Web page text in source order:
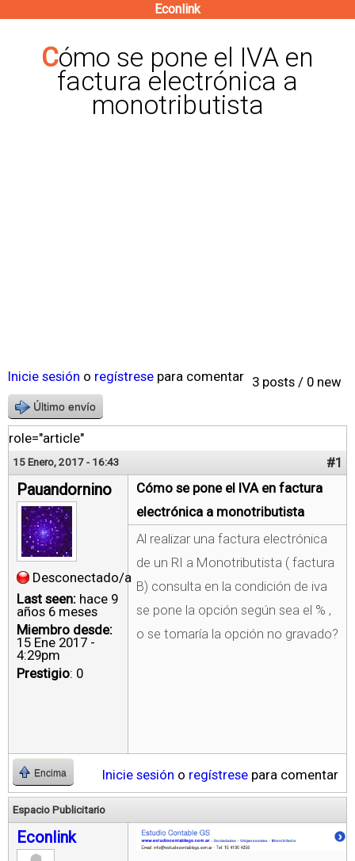
contenido
principal
Econlink
Cómo se pone el IVA en
factura electrónica a
monotributista
3 posts / 0 new
Inicie sesión o regístrese para comentar
Último envío
role="article"
15 Enero, 2017 - 16:43 #1
Pauandornino
Desconectado/a
Last seen: hace 9
años 6 meses
Miembro desde:
15 Ene 2017 -
4:29pm
Prestigio: 0
Cómo se pone el IVA en factura
electrónica a monotributista
Al realizar una factura electrónica
de un RI a Monotributista ( factura
B) consulta en la condición de iva
se pone la opción según sea el % ,
o se tomaría la opción no gravado?
Encima Inicie sesión o regístrese para comentar
Espacio Publicitario
Econlink